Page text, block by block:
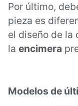
Por último,
pieza es
el diseño de la
la encimera
Modelos de